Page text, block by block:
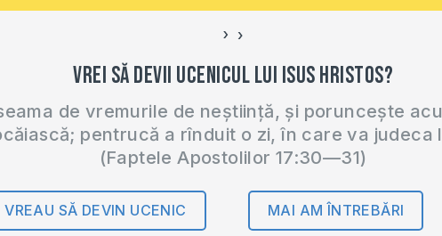
‹ ›
Vrei să devii ucenicul lui Isus Hristos?
de vremurile de neștiință, și poruncește
pentrucă a rînduit o zi, în care va judeca
(Faptele Apostolilor 17:30—31)
VREAU SĂ DEVIN UCENIC MAI AM ÎNTREBĂRI